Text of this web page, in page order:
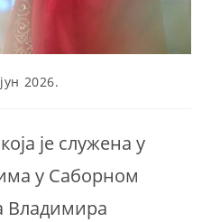
2026.
је служена у
у Саборном
Владимира